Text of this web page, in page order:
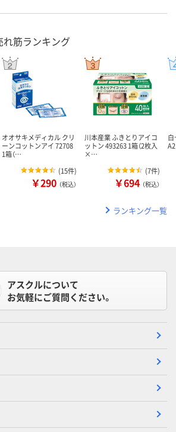
筋ランキング
オオサキメディカル クリ
ーンコットンアイ 72708
1箱（…
(15件)
￥290 （税込）
川本産業 ふきとりアイコ
ットン 493263 1箱（2枚入
×…
(7件)
￥694 （税込）
ランキング一覧
アスクルについて
お気軽にご質問ください。